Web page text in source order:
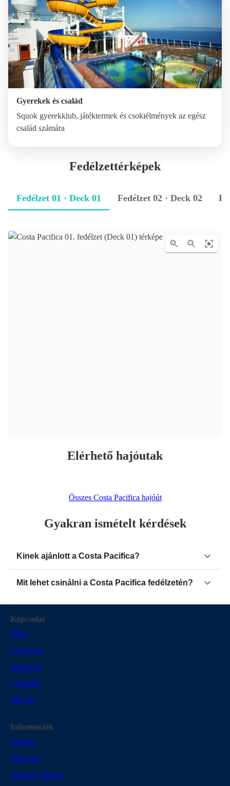
Gyerekek és család
Squok gyerekklub, játéktermek és csokiélmények az egész
család számára
Fedélzettérképek
Fedélzet 01 · Deck 01 Fedélzet 02 · Deck 02
Elérhető hajóutak
Összes Costa Pacifica hajóút
Gyakran ismételt kérdések
Kinek ajánlott a Costa Pacifica?
Mit lehet csinálni a Costa Pacifica fedélzetén?
Kapcsolat
Blog
Facebook
Instagram
Linkedin
TikTok
Információk
Rólunk
Miért mi?
Hogyan válassz?